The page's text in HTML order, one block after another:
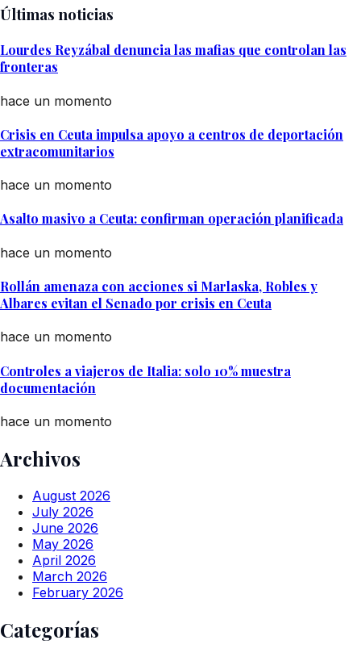
Últimas noticias
Lourdes Reyzábal denuncia las mafias que controlan las
fronteras
hace un momento
Crisis en Ceuta impulsa apoyo a centros de deportación
extracomunitarios
hace un momento
Asalto masivo a Ceuta: confirman operación planificada
hace un momento
Rollán amenaza con acciones si Marlaska, Robles y
Albares evitan el Senado por crisis en Ceuta
hace un momento
Controles a viajeros de Italia: solo 10% muestra
documentación
hace un momento
Archivos
August 2026
July 2026
June 2026
May 2026
April 2026
March 2026
February 2026
Categorías